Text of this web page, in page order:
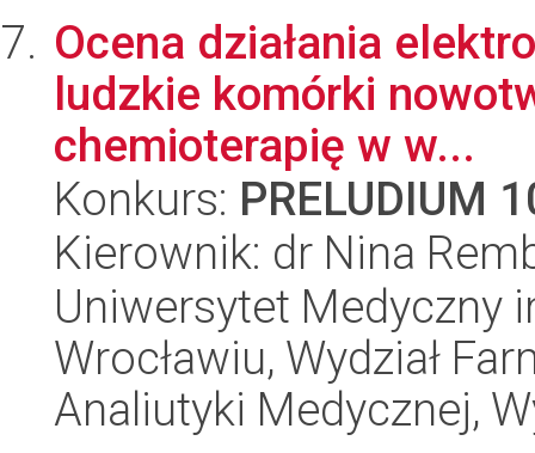
Ocena działania
ludzkie komórki
chemioterapię w w...
Konkurs: PRELUDIUM
Kierownik: dr Nina
Uniwersytet Medyczny
Wrocławiu, Wydział
Analiutyki Medycznej,